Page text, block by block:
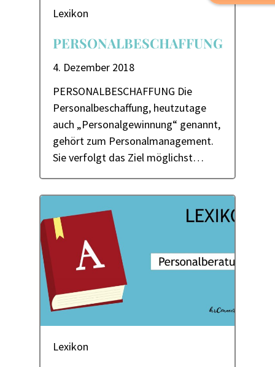
Lexikon
4. Dezember 2018
PERSONALBESCHAFFUNG
PERSONALBESCHAFFUNG Die
Personalbeschaffung, heutzutage
auch „Personalgewinnung“ genannt,
gehört zum Personalmanagement.
Sie verfolgt das Ziel möglichst…
Lexikon